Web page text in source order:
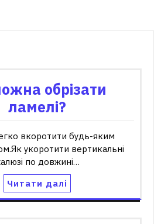
обрізати
ламелі?
вкоротити будь-яким
укоротити вертикальні
по довжині…
Читати далі